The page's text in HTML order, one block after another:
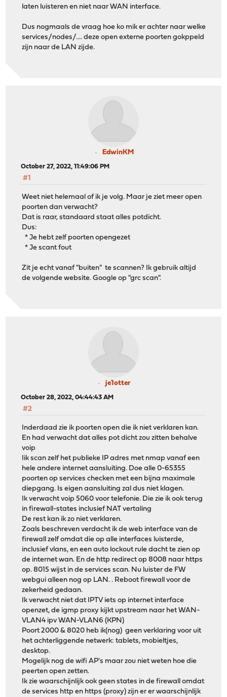
laten luisteren en niet naar WAN interface.
Dus nogmaals de vraag hoe ko mik er achter naar welke
services/nodes/.... deze open externe poorten gokppeld
zijn naar de LAN zijde.
EdwinKM
October 27, 2022, 11:49:06 PM
#1
Weet niet helemaal of ik je volg. Maar je ziet meer open
poorten dan verwacht?
Dat is raar, standaard staat alles potdicht.
Dus:
* Je hebt zelf poorten opengezet
* Je scant fout
Zit je echt vanaf "buiten" te scannen? Ik gebruik altijd
de volgende website. Google op "grc scan".
je1otter
October 28, 2022, 04:44:43 AM
#2
Inderdaad zie ik poorten open die ik niet verklaren kan.
En had verwacht dat alles pot dicht zou zitten behalve
voip
Iik scan zelf het publieke IP adres met nmap vanaf een
hele andere internet aansluiting. Doe alle 0-65355
poorten op services checken met een bijna maximale
diepgang. Is eigen aansluiting zal dus niet klagen.
Ik verwacht voip 5060 voor telefonie. Die zie ik ook terug
in firewall-states inclusief NAT vertaling
De rest kan ik zo niet verklaren.
Zoals beschreven verdacht ik de web interface van de
firewall zelf omdat die op alle interfaces luisterde,
inclusief vlans, en een auto lockout rule dacht te zien op
de internet wan. En de http redirect op 8008 naar https
op. 8015 wijst in de services scan. Nu luister de FW
webgui alleen nog op LAN. . Reboot firewall voor de
zekerheid gedaan.
Ik verwacht niet dat IPTV iets op internet interface
openzet, de igmp proxy kijkt upstream naar het WAN-
VLAN4 ipv WAN-VLAN6 (KPN)
Poort 2000 & 8020 heb ik(nog) geen verklaring voor uit
het achterliggende netwerk: tablets, mobieltjes,
desktop.
Mogelijk nog de wifi AP's maar zou niet weten hoe die
peerten open zetten.
Ik zie waarschijnlijk ook geen states in de firewall omdat
de services http en https (proxy) zijn er er waarschijnlijk